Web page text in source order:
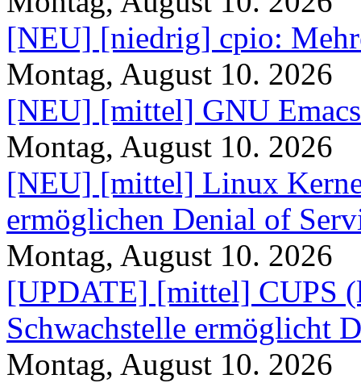
[NEU] [niedrig] cpio:
Montag, August 10. 2026
[NEU] [mittel] GNU
Montag, August 10. 2026
[NEU] [mittel] Linux
ermöglichen Denial of
Montag, August 10. 2026
[UPDATE] [mittel] CUPS
Schwachstelle ermöglicht
Montag, August 10. 2026